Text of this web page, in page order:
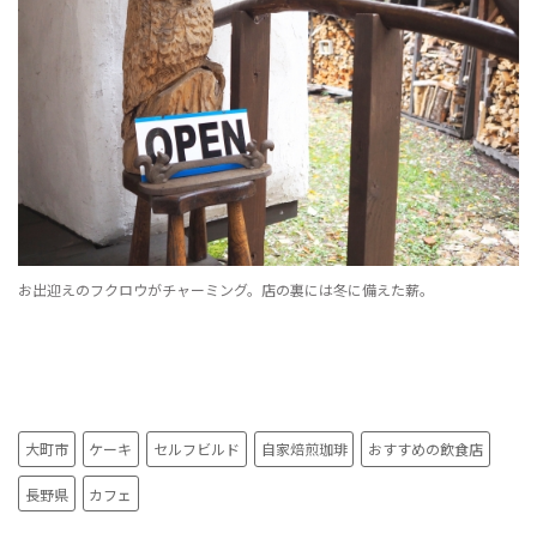
お出迎えのフクロウがチャーミング。店の裏には冬に備えた薪。
大町市 ケーキ セルフビルド 自家焙煎珈琲 おすすめの飲食店
長野県 カフェ